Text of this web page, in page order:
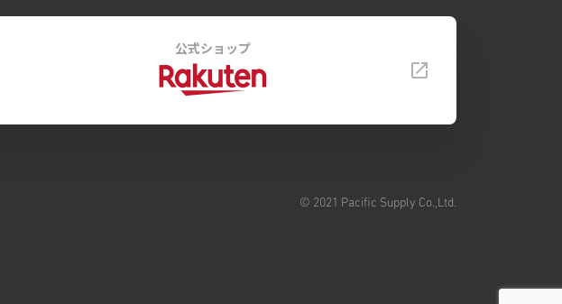
公式ショップ
© 2021 Pacific Supply Co.,Ltd.